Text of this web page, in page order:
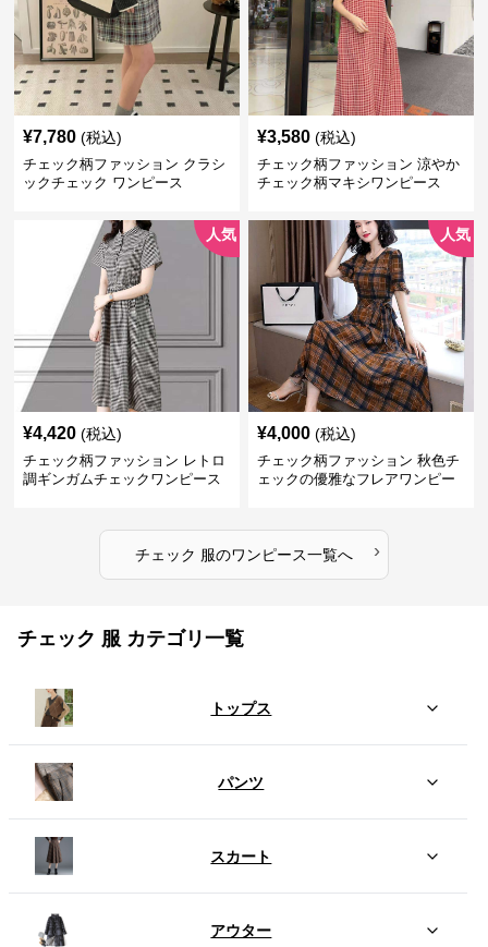
¥7,780 (税込)
チェック柄ファッション クラシ
ックチェック ワンピース
¥3,580 (税込)
チェック柄ファッション 涼やか
チェック柄マキシワンピース
人気
¥4,420 (税込)
チェック柄ファッション レトロ
調ギンガムチェックワンピース
人気
¥4,000 (税込)
チェック柄ファッション 秋色チ
ェックの優雅なフレアワンピー
チェック 服のワンピース一覧へ ›
チェック 服 カテゴリ一覧
トップス
パンツ
スカート
アウター